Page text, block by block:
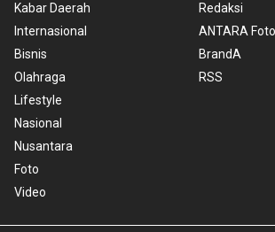
Kabar Daerah
Internasional
Bisnis
Olahraga
Lifestyle
Nasional
Nusantara
Foto
Video
Redaksi
ANTARA Foto
BrandA
RSS